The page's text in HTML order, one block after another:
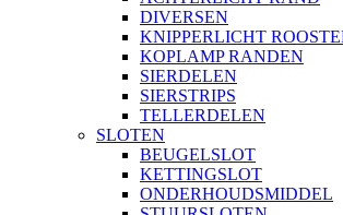
DIVERSEN
KNIPPERLICHT
KOPLAMP RANDEN
SIERDELEN
SIERSTRIPS
TELLERDELEN
SLOTEN
BEUGELSLOT
KETTINGSLOT
ONDERHOUDSMIDDEL